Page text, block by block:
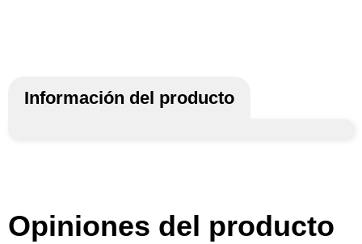
Información del producto
Opiniones del producto